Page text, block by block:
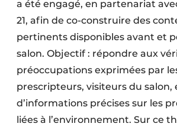
a été engagé, en partenariat
21, afin de co-construire des
pertinents disponibles avant et
salon. Objectif : répondre aux
préoccupations exprimées par
prescripteurs, visiteurs du salon,
d’informations précises sur les
liées à l’environnement. Sur ce